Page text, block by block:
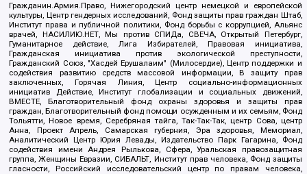
Гражданин.Армия.Право, Нижегородский центр немецкой и европейской
культуры, Центр гендерных исследований, Фонд защиты прав граждан Штаб,
Институт права и публичной политики, Фонд борьбы с коррупцией, Альянс
врачей, НАСИЛИЮ.НЕТ, Мы против СПИДа, СВЕЧА, Открытый Петербург,
Гуманитарное действие, Лига Избирателей, Правовая инициатива,
Гражданская инициатива против экологической преступности,
Гражданский Союз, "Хасдей Ерушалаим" (Милосердие), Центр поддержки и
содействия развитию средств массовой информации, В защиту прав
заключенных, Горячая Линия, Центр социально-информационных
инициатив Действие, Институт глобализации и социальных движений,
ВМЕСТЕ, Благотворительный фонд охраны здоровья и защиты прав
граждан, Благотворительный фонд помощи осужденным и их семьям, Фонд
Тольятти, Новое время, Серебряная тайга, Так-Так-Так, центр Сова, центр
Анна, Проект Апрель, Самарская губерния, Эра здоровья, Мемориал,
Аналитический Центр Юрия Левады, Издательство Парк Гагарина, Фонд
содействия имени Андрея Рылькова, Сфера, Уральская правозащитная
группа, Женщины Евразии, СИБАЛЬТ, Институт прав человека, Фонд защиты
гласности, Российский исследовательский центр по правам человека,